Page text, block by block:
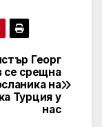
Георг
се срещна
на
Турция у
нас